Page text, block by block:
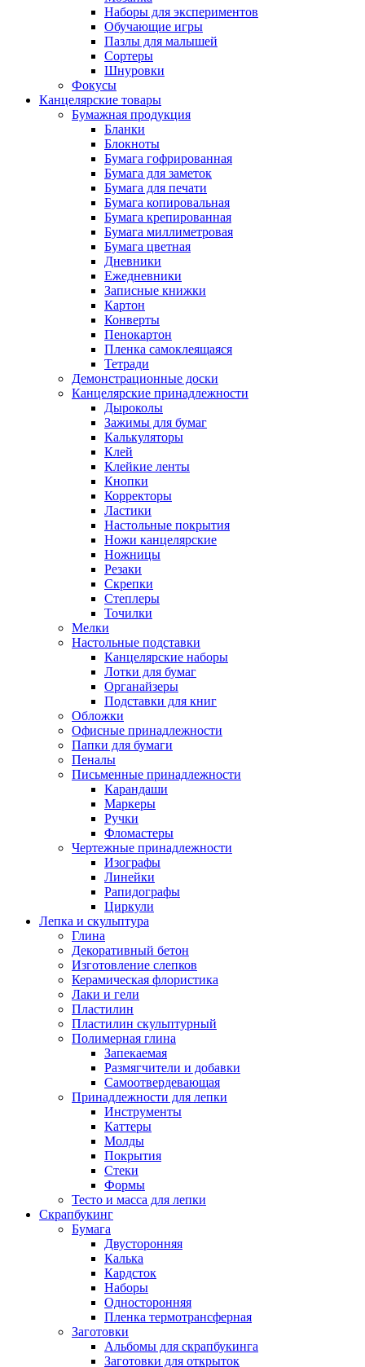
Наборы для экспериментов
Обучающие игры
Пазлы для малышей
Сортеры
Шнуровки
Фокусы
Канцелярские товары
Бумажная продукция
Бланки
Блокноты
Бумага гофрированная
Бумага для заметок
Бумага для печати
Бумага копировальная
Бумага крепированная
Бумага миллиметровая
Бумага цветная
Дневники
Ежедневники
Записные книжки
Картон
Конверты
Пенокартон
Пленка самоклеящаяся
Тетради
Демонстрационные доски
Канцелярские принадлежности
Дыроколы
Зажимы для бумаг
Калькуляторы
Клей
Клейкие ленты
Кнопки
Корректоры
Ластики
Настольные покрытия
Ножи канцелярские
Ножницы
Резаки
Скрепки
Степлеры
Точилки
Мелки
Настольные подставки
Канцелярские наборы
Лотки для бумаг
Органайзеры
Подставки для книг
Обложки
Офисные принадлежности
Папки для бумаги
Пеналы
Письменные принадлежности
Карандаши
Маркеры
Ручки
Фломастеры
Чертежные принадлежности
Изографы
Линейки
Рапидографы
Циркули
Лепка и скульптура
Глина
Декоративный бетон
Изготовление слепков
Керамическая флористика
Лаки и гели
Пластилин
Пластилин скульптурный
Полимерная глина
Запекаемая
Размягчители и добавки
Самоотвердевающая
Принадлежности для лепки
Инструменты
Каттеры
Молды
Покрытия
Стеки
Формы
Тесто и масса для лепки
Скрапбукинг
Бумага
Двусторонняя
Калька
Кардсток
Наборы
Односторонняя
Пленка термотрансферная
Заготовки
Альбомы для скрапбукинга
Заготовки для открыток